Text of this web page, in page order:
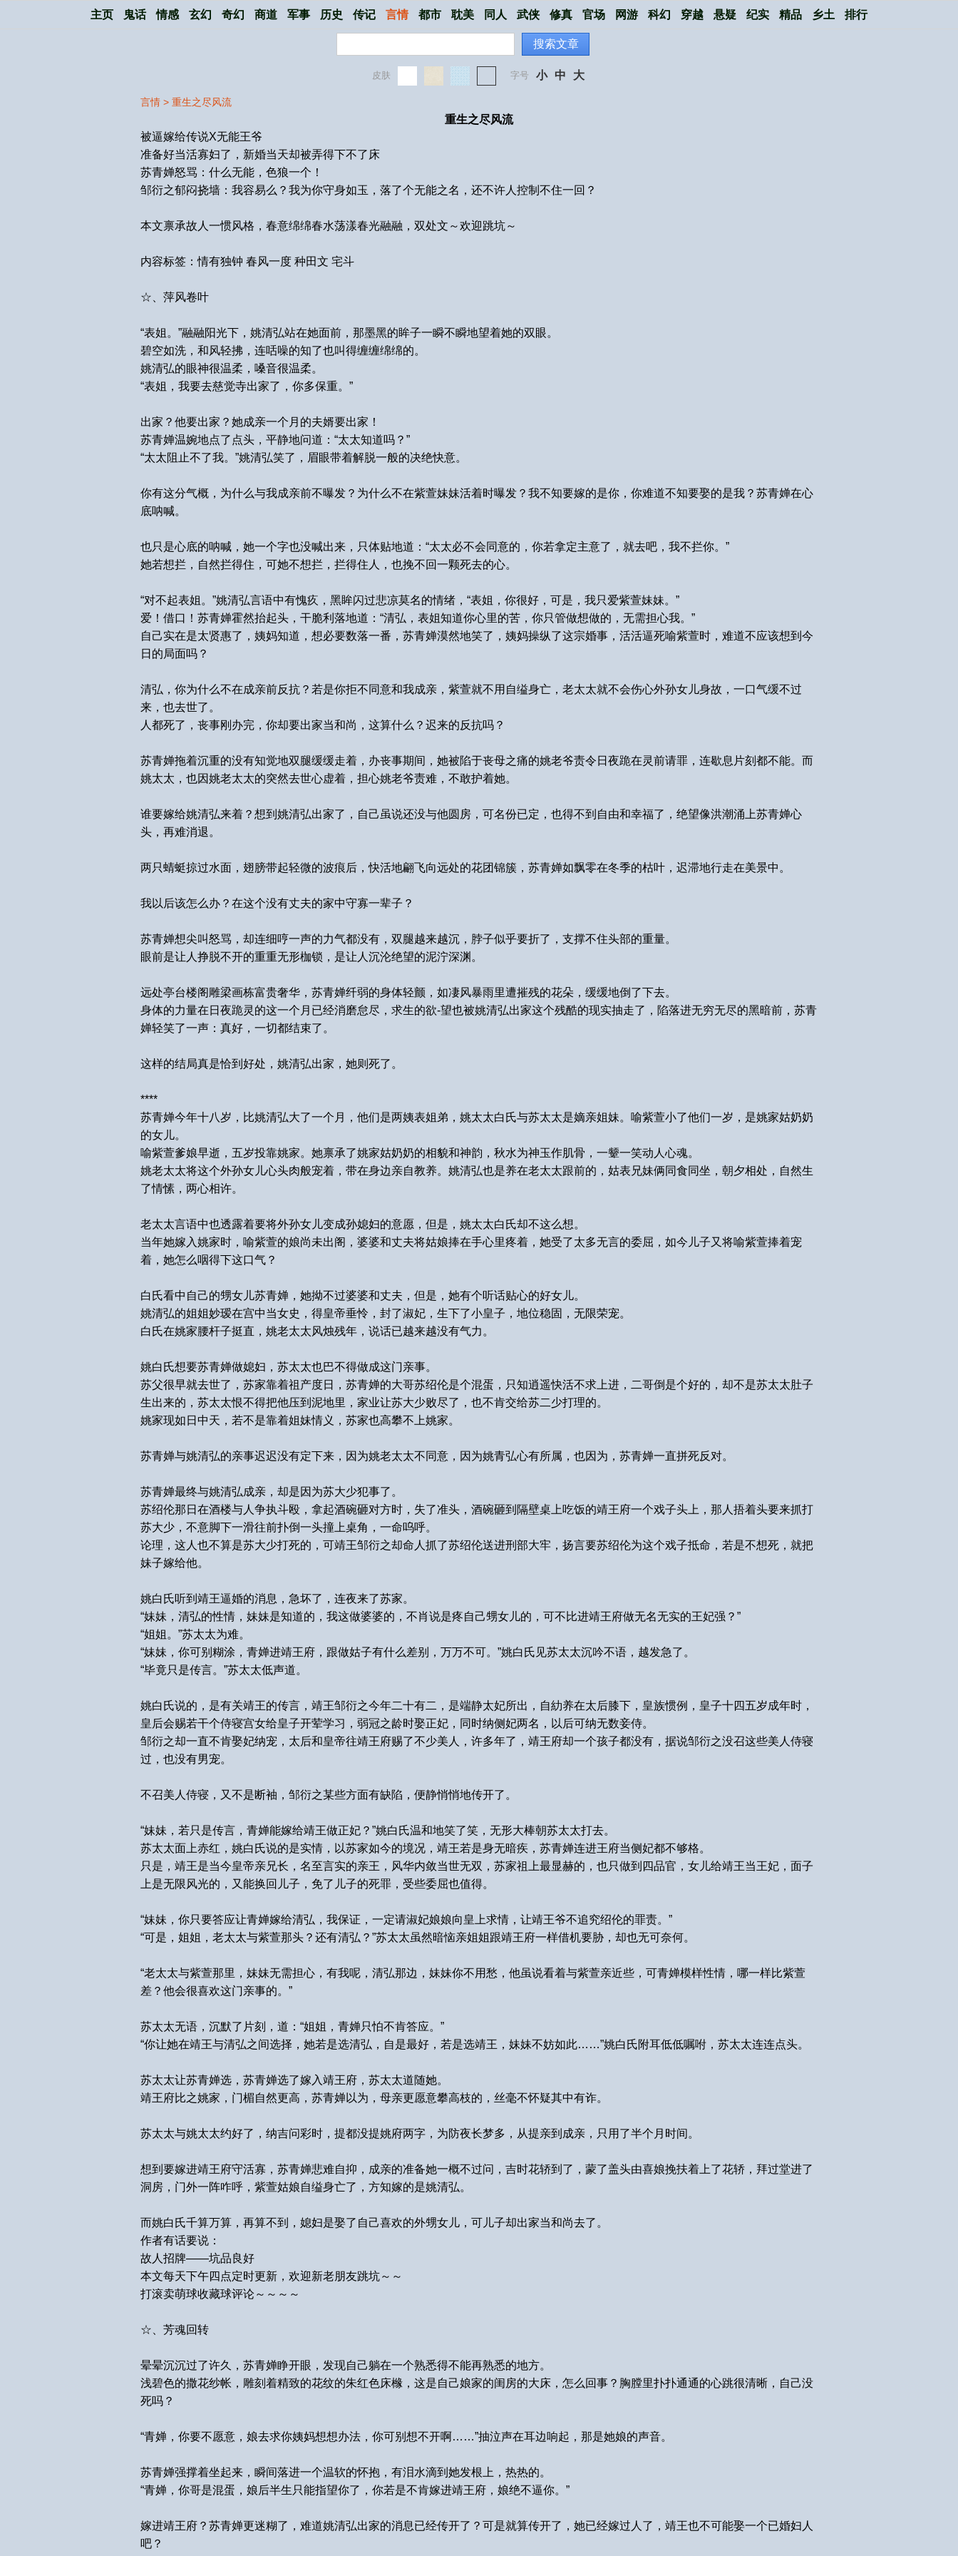
主页 鬼话 情感 玄幻 奇幻 商道 军事 历史 传记 言情 都市 耽美 同人 武侠 修真 官场 网游 科幻 穿越 悬疑 纪实 精品 乡土 排行
搜索文章
皮肤 字号 小 中 大
言情 > 重生之尽风流
重生之尽风流
被逼嫁给传说X无能王爷
准备好当活寡妇了，新婚当天却被弄得下不了床
苏青婵怒骂：什么无能，色狼一个！
邹衍之郁闷挠墙：我容易么？我为你守身如玉，落了个无能之名，还不许人控制不住一回？
本文禀承故人一惯风格，春意绵绵春水荡漾春光融融，双处文～欢迎跳坑～
内容标签：情有独钟 春风一度 种田文 宅斗
☆、萍风卷叶
“表姐。”融融阳光下，姚清弘站在她面前，那墨黑的眸子一瞬不瞬地望着她的双眼。
碧空如洗，和风轻拂，连咶噪的知了也叫得缠缠绵绵的。
姚清弘的眼神很温柔，嗓音很温柔。
“表姐，我要去慈觉寺出家了，你多保重。”
出家？他要出家？她成亲一个月的夫婿要出家！
苏青婵温婉地点了点头，平静地问道：“太太知道吗？”
“太太阻止不了我。”姚清弘笑了，眉眼带着解脱一般的决绝快意。
你有这分气概，为什么与我成亲前不曝发？为什么不在紫萱妹妹活着时曝发？我不知要嫁的是你，你难道不知要娶的是我？苏青婵在心
底呐喊。
也只是心底的呐喊，她一个字也没喊出来，只体贴地道：“太太必不会同意的，你若拿定主意了，就去吧，我不拦你。”
她若想拦，自然拦得住，可她不想拦，拦得住人，也挽不回一颗死去的心。
“对不起表姐。”姚清弘言语中有愧疚，黑眸闪过悲凉莫名的情绪，“表姐，你很好，可是，我只爱紫萱妹妹。”
爱！借口！苏青婵霍然抬起头，干脆利落地道：“清弘，表姐知道你心里的苦，你只管做想做的，无需担心我。”
自己实在是太贤惠了，姨妈知道，想必要数落一番，苏青婵漠然地笑了，姨妈操纵了这宗婚事，活活逼死喻紫萱时，难道不应该想到今
日的局面吗？
清弘，你为什么不在成亲前反抗？若是你拒不同意和我成亲，紫萱就不用自缢身亡，老太太就不会伤心外孙女儿身故，一口气缓不过
来，也去世了。
人都死了，丧事刚办完，你却要出家当和尚，这算什么？迟来的反抗吗？
苏青婵拖着沉重的没有知觉地双腿缓缓走着，办丧事期间，她被陷于丧母之痛的姚老爷责令日夜跪在灵前请罪，连歇息片刻都不能。而
姚太太，也因姚老太太的突然去世心虚着，担心姚老爷责难，不敢护着她。
谁要嫁给姚清弘来着？想到姚清弘出家了，自己虽说还没与他圆房，可名份已定，也得不到自由和幸福了，绝望像洪潮涌上苏青婵心
头，再难消退。
两只蜻蜓掠过水面，翅膀带起轻微的波痕后，快活地翩飞向远处的花团锦簇，苏青婵如飘零在冬季的枯叶，迟滞地行走在美景中。
我以后该怎么办？在这个没有丈夫的家中守寡一辈子？
苏青婵想尖叫怒骂，却连细哼一声的力气都没有，双腿越来越沉，脖子似乎要折了，支撑不住头部的重量。
眼前是让人挣脱不开的重重无形枷锁，是让人沉沦绝望的泥泞深渊。
远处亭台楼阁雕梁画栋富贵奢华，苏青婵纤弱的身体轻颤，如凄风暴雨里遭摧残的花朵，缓缓地倒了下去。
身体的力量在日夜跪灵的这一个月已经消磨怠尽，求生的欲-望也被姚清弘出家这个残酷的现实抽走了，陷落进无穷无尽的黑暗前，苏青
婵轻笑了一声：真好，一切都结束了。
这样的结局真是恰到好处，姚清弘出家，她则死了。
****
苏青婵今年十八岁，比姚清弘大了一个月，他们是两姨表姐弟，姚太太白氏与苏太太是嫡亲姐妹。喻紫萱小了他们一岁，是姚家姑奶奶
的女儿。
喻紫萱爹娘早逝，五岁投靠姚家。她禀承了姚家姑奶奶的相貌和神韵，秋水为神玉作肌骨，一颦一笑动人心魂。
姚老太太将这个外孙女儿心头肉般宠着，带在身边亲自教养。姚清弘也是养在老太太跟前的，姑表兄妹俩同食同坐，朝夕相处，自然生
了情愫，两心相许。
老太太言语中也透露着要将外孙女儿变成孙媳妇的意愿，但是，姚太太白氏却不这么想。
当年她嫁入姚家时，喻紫萱的娘尚未出阁，婆婆和丈夫将姑娘捧在手心里疼着，她受了太多无言的委屈，如今儿子又将喻紫萱捧着宠
着，她怎么咽得下这口气？
白氏看中自己的甥女儿苏青婵，她拗不过婆婆和丈夫，但是，她有个听话贴心的好女儿。
姚清弘的姐姐妙瑷在宫中当女史，得皇帝垂怜，封了淑妃，生下了小皇子，地位稳固，无限荣宠。
白氏在姚家腰杆子挺直，姚老太太风烛残年，说话已越来越没有气力。
姚白氏想要苏青婵做媳妇，苏太太也巴不得做成这门亲事。
苏父很早就去世了，苏家靠着祖产度日，苏青婵的大哥苏绍伦是个混蛋，只知逍遥快活不求上进，二哥倒是个好的，却不是苏太太肚子
生出来的，苏太太恨不得把他压到泥地里，家业让苏大少败尽了，也不肯交给苏二少打理的。
姚家现如日中天，若不是靠着姐妹情义，苏家也高攀不上姚家。
苏青婵与姚清弘的亲事迟迟没有定下来，因为姚老太太不同意，因为姚青弘心有所属，也因为，苏青婵一直拼死反对。
苏青婵最终与姚清弘成亲，却是因为苏大少犯事了。
苏绍伦那日在酒楼与人争执斗殴，拿起酒碗砸对方时，失了准头，酒碗砸到隔壁桌上吃饭的靖王府一个戏子头上，那人捂着头要来抓打
苏大少，不意脚下一滑往前扑倒一头撞上桌角，一命呜呼。
论理，这人也不算是苏大少打死的，可靖王邹衍之却命人抓了苏绍伦送进刑部大牢，扬言要苏绍伦为这个戏子抵命，若是不想死，就把
妹子嫁给他。
姚白氏听到靖王逼婚的消息，急坏了，连夜来了苏家。
“妹妹，清弘的性情，妹妹是知道的，我这做婆婆的，不肖说是疼自己甥女儿的，可不比进靖王府做无名无实的王妃强？”
“姐姐。”苏太太为难。
“妹妹，你可别糊涂，青婵进靖王府，跟做姑子有什么差别，万万不可。”姚白氏见苏太太沉吟不语，越发急了。
“毕竟只是传言。”苏太太低声道。
姚白氏说的，是有关靖王的传言，靖王邹衍之今年二十有二，是端静太妃所出，自糼养在太后膝下，皇族惯例，皇子十四五岁成年时，
皇后会赐若干个侍寝宫女给皇子开荤学习，弱冠之龄时娶正妃，同时纳侧妃两名，以后可纳无数妾侍。
邹衍之却一直不肯娶妃纳宠，太后和皇帝往靖王府赐了不少美人，许多年了，靖王府却一个孩子都没有，据说邹衍之没召这些美人侍寝
过，也没有男宠。
不召美人侍寝，又不是断袖，邹衍之某些方面有缺陷，便静悄悄地传开了。
“妹妹，若只是传言，青婵能嫁给靖王做正妃？”姚白氏温和地笑了笑，无形大棒朝苏太太打去。
苏太太面上赤红，姚白氏说的是实情，以苏家如今的境况，靖王若是身无暗疾，苏青婵连进王府当侧妃都不够格。
只是，靖王是当今皇帝亲兄长，名至言实的亲王，风华内敛当世无双，苏家祖上最显赫的，也只做到四品官，女儿给靖王当王妃，面子
上是无限风光的，又能换回儿子，免了儿子的死罪，受些委屈也值得。
“妹妹，你只要答应让青婵嫁给清弘，我保证，一定请淑妃娘娘向皇上求情，让靖王爷不追究绍伦的罪责。”
“可是，姐姐，老太太与紫萱那头？还有清弘？”苏太太虽然暗恼亲姐姐跟靖王府一样借机要胁，却也无可奈何。
“老太太与紫萱那里，妹妹无需担心，有我呢，清弘那边，妹妹你不用愁，他虽说看着与紫萱亲近些，可青婵模样性情，哪一样比紫萱
差？他会很喜欢这门亲事的。”
苏太太无语，沉默了片刻，道：“姐姐，青婵只怕不肯答应。”
“你让她在靖王与清弘之间选择，她若是选清弘，自是最好，若是选靖王，妹妹不妨如此……”姚白氏附耳低低嘱咐，苏太太连连点头。
苏太太让苏青婵选，苏青婵选了嫁入靖王府，苏太太道随她。
靖王府比之姚家，门楣自然更高，苏青婵以为，母亲更愿意攀高枝的，丝毫不怀疑其中有诈。
苏太太与姚太太约好了，纳吉问彩时，提都没提姚府两字，为防夜长梦多，从提亲到成亲，只用了半个月时间。
想到要嫁进靖王府守活寡，苏青婵悲难自抑，成亲的准备她一概不过问，吉时花轿到了，蒙了盖头由喜娘挽扶着上了花轿，拜过堂进了
洞房，门外一阵咋呼，紫萱姑娘自缢身亡了，方知嫁的是姚清弘。
而姚白氏千算万算，再算不到，媳妇是娶了自己喜欢的外甥女儿，可儿子却出家当和尚去了。
作者有话要说：
故人招牌——坑品良好
本文每天下午四点定时更新，欢迎新老朋友跳坑～～
打滚卖萌球收藏球评论～～～～
☆、芳魂回转
晕晕沉沉过了许久，苏青婵睁开眼，发现自己躺在一个熟悉得不能再熟悉的地方。
浅碧色的撒花纱帐，雕刻着精致的花纹的朱红色床橼，这是自己娘家的闺房的大床，怎么回事？胸膛里扑扑通通的心跳很清晰，自己没
死吗？
“青婵，你要不愿意，娘去求你姨妈想想办法，你可别想不开啊……”抽泣声在耳边响起，那是她娘的声音。
苏青婵强撑着坐起来，瞬间落进一个温软的怀抱，有泪水滴到她发根上，热热的。
“青婵，你哥是混蛋，娘后半生只能指望你了，你若是不肯嫁进靖王府，娘绝不逼你。”
嫁进靖王府？苏青婵更迷糊了，难道姚清弘出家的消息已经传开了？可是就算传开了，她已经嫁过人了，靖王也不可能娶一个已婚妇人
吧？